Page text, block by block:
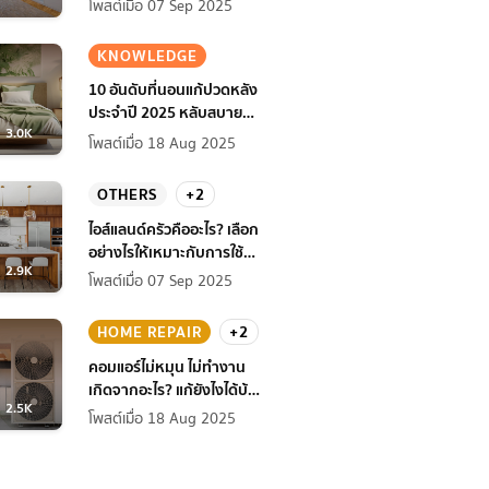
โพสต์เมื่อ 07 Sep 2025
3.0K
KNOWLEDGE
10 อันดับที่นอนแก้ปวดหลัง
ประจำปี 2025 หลับสบาย
สุขภาพดียิ่งกว่าเดิม
โพสต์เมื่อ 18 Aug 2025
2.9K
OTHERS
+2
ไอส์แลนด์ครัวคืออะไร? เลือก
อย่างไรให้เหมาะกับการใช้
งานที่บ้าน
โพสต์เมื่อ 07 Sep 2025
2.5K
HOME REPAIR
+2
คอมแอร์ไม่หมุน ไม่ทํางาน
เกิดจากอะไร? แก้ยังไงได้บ้าง
ก่อนแอร์พัง!
โพสต์เมื่อ 18 Aug 2025